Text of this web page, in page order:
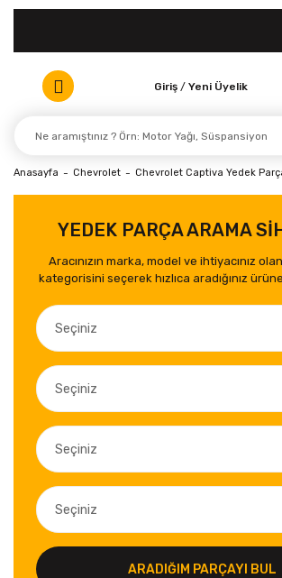
Giriş / Yeni Üyelik
Anasayfa Chevrolet Chevrolet Captiva Yedek
YEDEK PARÇA ARAMA
Aracınızın marka, model ve ihtiyacınız
kategorisini seçerek hızlıca aradığınız
ARADIĞIM PARÇAYI BUL